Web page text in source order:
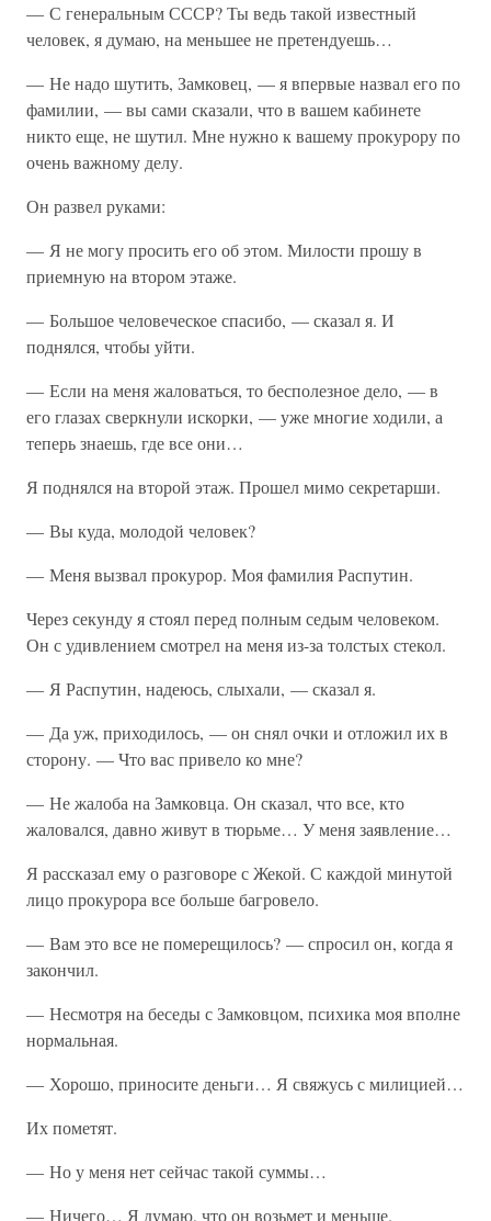
— С генеральным СССР? Ты ведь такой известный
человек, я думаю, на меньшее не претендуешь…
— Не надо шутить, Замковец, — я впервые назвал его по
фамилии, — вы сами сказали, что в вашем кабинете
никто еще, не шутил. Мне нужно к вашему прокурору по
очень важному делу.
Он развел руками:
— Я не могу просить его об этом. Милости прошу в
приемную на втором этаже.
— Большое человеческое спасибо, — сказал я. И
поднялся, чтобы уйти.
— Если на меня жаловаться, то бесполезное дело, — в
его глазах сверкнули искорки, — уже многие ходили, а
теперь знаешь, где все они…
Я поднялся на второй этаж. Прошел мимо секретарши.
— Вы куда, молодой человек?
— Меня вызвал прокурор. Моя фамилия Распутин.
Через секунду я стоял перед полным седым человеком.
Он с удивлением смотрел на меня из-за толстых стекол.
— Я Распутин, надеюсь, слыхали, — сказал я.
— Да уж, приходилось, — он снял очки и отложил их в
сторону. — Что вас привело ко мне?
— Не жалоба на Замковца. Он сказал, что все, кто
жаловался, давно живут в тюрьме… У меня заявление…
Я рассказал ему о разговоре с Жекой. С каждой минутой
лицо прокурора все больше багровело.
— Вам это все не померещилось? — спросил он, когда я
закончил.
— Несмотря на беседы с Замковцом, психика моя вполне
нормальная.
— Хорошо, приносите деньги… Я свяжусь с милицией…
Их пометят.
— Но у меня нет сейчас такой суммы…
— Ничего… Я думаю, что он возьмет и меньше.